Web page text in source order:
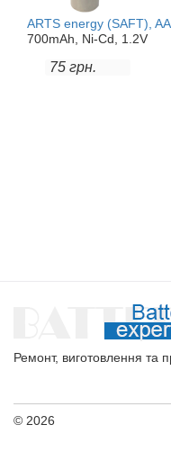
ARTS energy (SAFT), AA
700mAh, Ni-Cd, 1.2V
75 грн.
Ремонт, виготовлення та
© 2026